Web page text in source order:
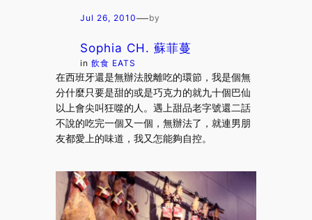
Jul 26, 2010—by
Sophia CH. 蘇菲蔓
in飲食 EATS
在西班牙還是無辦法脫離吃的環節，我是個無
分什麼只要是甜的或是巧克力的就九十個巴仙
以上會尖叫狂噬的人。遇上甜品老字號還二話
不說的吃完一個又一個，無辦法了，就連男朋
友都愛上的味道，我又怎能夠自控。